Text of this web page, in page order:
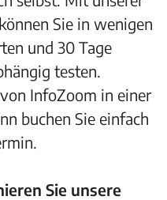
Sie in wenigen
und 30 Tage
testen.
InfoZoom in einer
buchen Sie einfach
Sie unsere